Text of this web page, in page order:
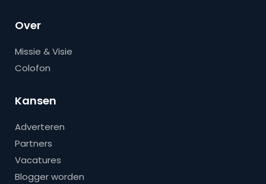
Over
Missie & Visie
Colofon
Kansen
Adverteren
Partners
Vacatures
Blogger worden